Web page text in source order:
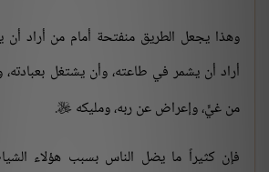
وهذا يجعل الطريق منفتحة أمام من أراد أن
أراد أن يشمر في طاعته، وأن يشتغل
من غيٍّ، وإعراض عن ربه، ومليكه 
.
فإن كثيراً ما يضل الناس بسبب هؤلاء